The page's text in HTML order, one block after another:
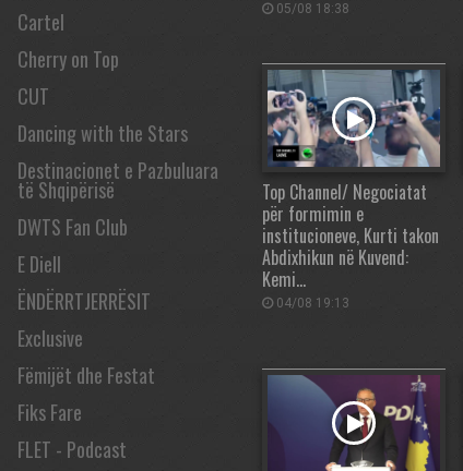
Cartel
Cherry on Top
CUT
Dancing with the Stars
Destinacionet e Pazbuluara
të Shqipërisë
DWTS Fan Club
E Diell
ËNDËRRTJERRËSIT
Exclusive
Fëmijët dhe Festat
Fiks Fare
FLET - Podcast
05/08 18:38
Top Channel/ Negociatat
për formimin e
institucioneve, Kurti takon
Abdixhikun në Kuvend:
Kemi…
04/08 19:13